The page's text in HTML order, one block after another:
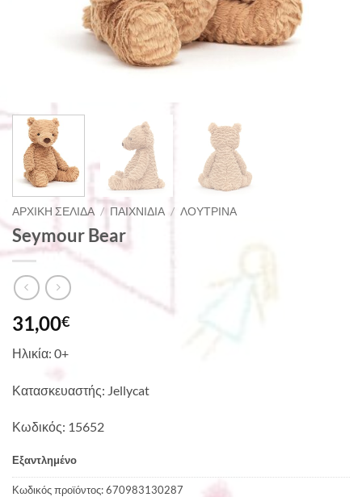
ΑΡΧΙΚΉ ΣΕΛΊΔΑ / ΠΑΙΧΝΊΔΙΑ / ΛΟΎΤΡΙΝΑ
Seymour Bear
31,00€
Ηλικία: 0+
Κατασκευαστής: Jellycat
Κωδικός: 15652
Εξαντλημένο
Κωδικός προϊόντος:670983130287